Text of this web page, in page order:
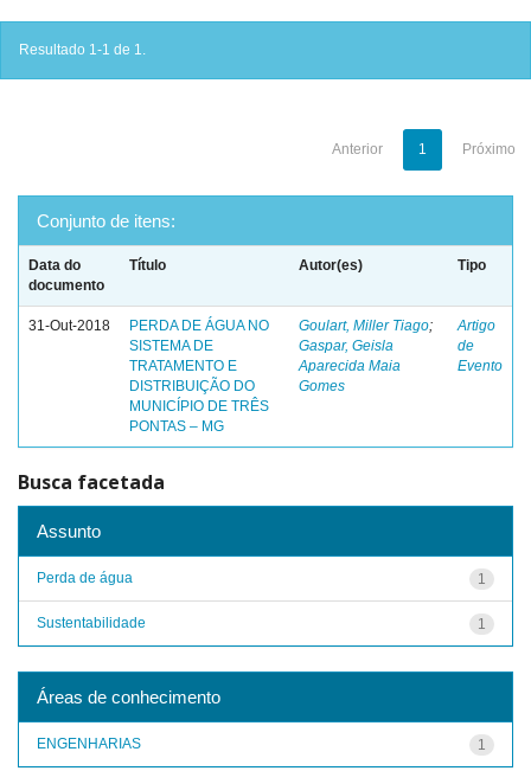
Resultado 1-1 de 1.
Anterior 1 Próximo
Conjunto de itens:
Data do
documento
Título Autor(es) Tipo
31-Out-2018
PERDA DE ÁGUA NO
SISTEMA DE
TRATAMENTO E
DISTRIBUIÇÃO DO
MUNICÍPIO DE TRÊS
PONTAS – MG
Goulart, Miller Tiago;
Gaspar, Geisla
Aparecida Maia
Gomes
Artigo
de
Evento
Busca facetada
Assunto
1
Perda de água
1
Sustentabilidade
Áreas de conhecimento
1
ENGENHARIAS